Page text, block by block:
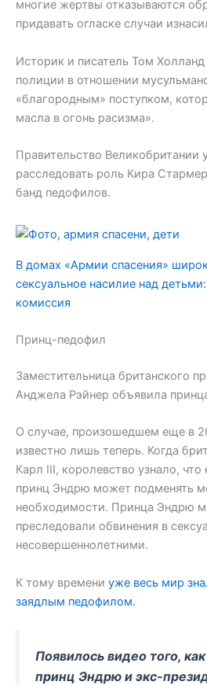
многие жертвы отказываются
придавать огласке случаи
Историк и писатель Том Холланд
полиции в отношении
«благородным» поступком,
масла в огонь расизма».
Правительство Великобритании
расследовать роль Кира
банд педофилов.
В домах «Армии спасения»
сексуальное насилие над
комиссия
Принц-педофил
Заместительница британского
Анджела Рэйнер объявила
О случае, произошедшем еще в
известно лишь теперь. Когда
Карл III, королевство узнало,
принц Эндрю может подменять
необходимости. Принца Эндрю
преследовали обвинения в
несовершеннолетними.
К тому времени уже весь мир
заядлым педофилом.
Появилось видео того,
принц Эндрю и экс-